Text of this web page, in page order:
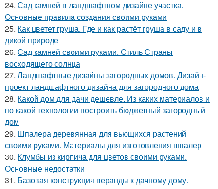
24. Сад камней в ландшафтном дизайне участка.
Основные правила создания своими руками
25. Как цветет груша. Где и как растёт груша в саду и в
дикой природе
26. Сад камней своими руками. Стиль Страны
восходящего солнца
27. Ландшафтные дизайны загородных домов. Дизайн-
проект ландшафтного дизайна для загородного дома
28. Какой дом для дачи дешевле. Из каких материалов и
по какой технологии построить бюджетный загородный
дом
29. Шпалера деревянная для вьющихся растений
своими руками. Материалы для изготовления шпалер
30. Клумбы из кирпича для цветов своими руками.
Основные недостатки
31. Базовая конструкция веранды к дачному дому.